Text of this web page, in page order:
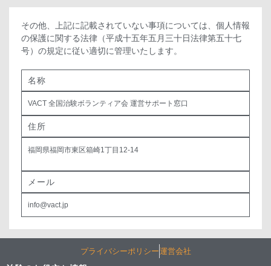
その他、上記に記載されていない事項については、個人情報
の保護に関する法律（平成十五年五月三十日法律第五十七
号）の規定に従い適切に管理いたします。
名称
VACT 全国治験ボランティア会 運営サポート窓口
住所
福岡県福岡市東区箱崎1丁目12-14
メール
info@vact.jp
プライバシーポリシー運営会社